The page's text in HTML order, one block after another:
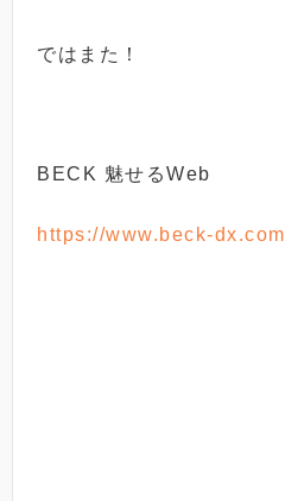
ではまた！
BECK 魅せるWeb
https://www.beck-dx.com